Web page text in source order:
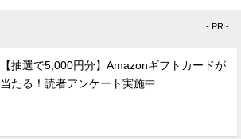
- PR -
【抽選で5,000円分】Amazonギフトカードが
当たる！読者アンケート実施中